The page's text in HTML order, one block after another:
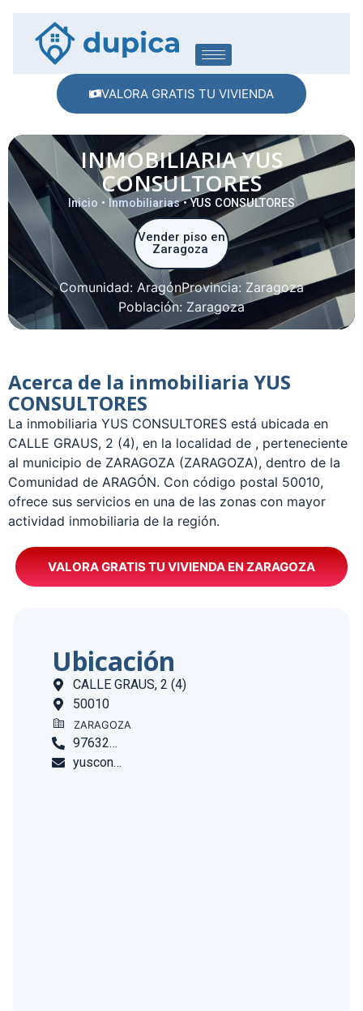
VALORA GRATIS TU VIVIENDA
INMOBILIARIA YUS
CONSULTORES
Inicio • Inmobiliarias•YUS CONSULTORES
Vender piso en
Zaragoza
Comunidad: AragónProvincia: Zaragoza
Población: Zaragoza
Acerca de la inmobiliaria YUS
CONSULTORES
La inmobiliaria YUS CONSULTORES está ubicada en
CALLE GRAUS, 2 (4), en la localidad de , perteneciente
al municipio de ZARAGOZA (ZARAGOZA), dentro de la
Comunidad de ARAGÓN. Con código postal 50010,
ofrece sus servicios en una de las zonas con mayor
actividad inmobiliaria de la región.
VALORA GRATIS TU VIVIENDA EN ZARAGOZA
Ubicación
CALLE GRAUS, 2 (4)
50010
ZARAGOZA
976325555
yusconsultores@yusconsultores.com